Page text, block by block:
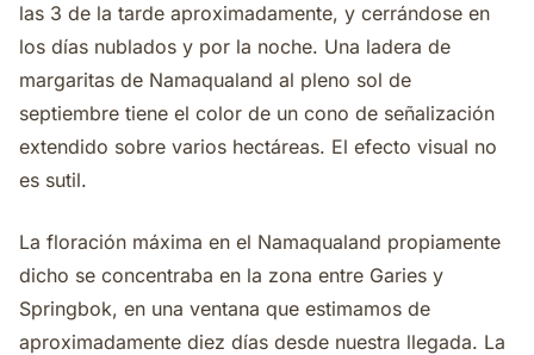
las 3 de la tarde aproximadamente, y cerrándose en
los días nublados y por la noche. Una ladera de
margaritas de Namaqualand al pleno sol de
septiembre tiene el color de un cono de señalización
extendido sobre varios hectáreas. El efecto visual no
es sutil.
La floración máxima en el Namaqualand propiamente
dicho se concentraba en la zona entre Garies y
Springbok, en una ventana que estimamos de
aproximadamente diez días desde nuestra llegada. La